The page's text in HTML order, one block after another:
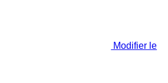
Modifier le